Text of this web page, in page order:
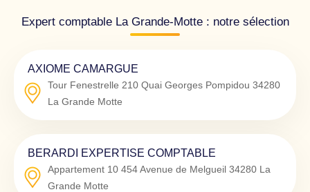
Expert comptable La Grande-Motte : notre sélection
AXIOME CAMARGUE
Tour Fenestrelle 210 Quai Georges Pompidou 34280
La Grande Motte
BERARDI EXPERTISE COMPTABLE
Appartement 10 454 Avenue de Melgueil 34280 La
Grande Motte